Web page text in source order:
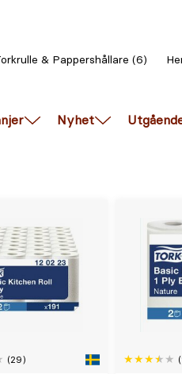
& Pappershållare (6)
Nyhet
(29)